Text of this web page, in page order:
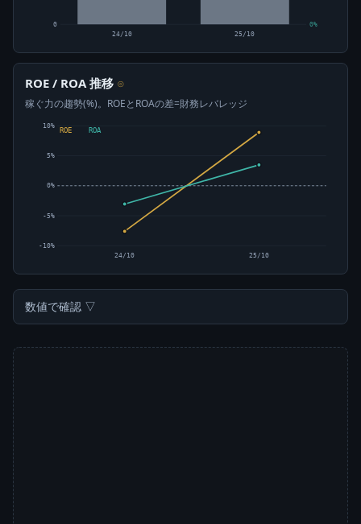
0 0%
24/10 25/10
ROE / ROA 推移 ⊙
稼ぐ力の趨勢(%)。ROEとROAの差=財務レバレッジ
-10%
-5%
0%
5%
10%
ROE ROA
24/10 25/10
数値で確認 ▽